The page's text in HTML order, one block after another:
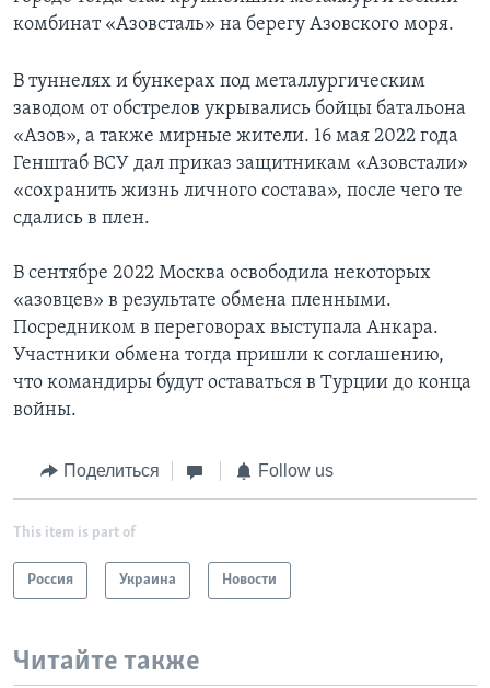
комбинат «Азовсталь» на берегу Азовского моря.
В туннелях и бункерах под металлургическим
заводом от обстрелов укрывались бойцы батальона
«Азов», а также мирные жители. 16 мая 2022 года
Генштаб ВСУ дал приказ защитникам «Азовстали»
«сохранить жизнь личного состава», после чего те
сдались в плен.
В сентябре 2022 Москва освободила некоторых
«азовцев» в результате обмена пленными.
Посредником в переговорах выступала Анкара.
Участники обмена тогда пришли к соглашению,
что командиры будут оставаться в Турции до конца
войны.
Поделиться Follow us
This item is part of
Россия Украина Новости
Читайте также